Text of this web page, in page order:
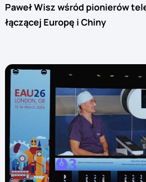
Paweł Wisz wśród pionierów
łączącej Europę i Chiny